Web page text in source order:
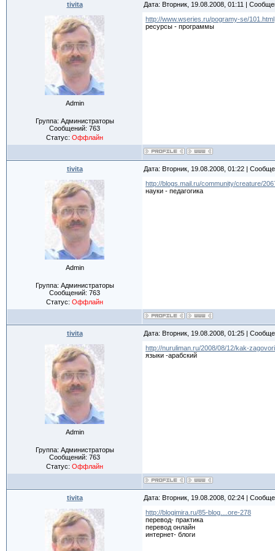
tivita Дата: Вторник, 19.08.2008, 01:11 |
Admin
Группа: Администраторы
Сообщений: 763
Статус: Оффлайн
http://www.wseries.ru/pogramy-se/101.html
ресурсы - программы
tivita Дата: Вторник, 19.08.2008, 01:22 |
Admin
Группа: Администраторы
Сообщений: 763
Статус: Оффлайн
http://blogs.mail.ru/community/creature/
науки - педагогика
tivita Дата: Вторник, 19.08.2008, 01:25 |
Admin
Группа: Администраторы
Сообщений: 763
Статус: Оффлайн
http://nuruliman.ru/2008/08/12/kak-
языки -арабский
tivita Дата: Вторник, 19.08.2008, 02:24 |
http://blogimira.ru/85-blog....ore-278
перевод- практика
перевод онлайн
интернет- блоги